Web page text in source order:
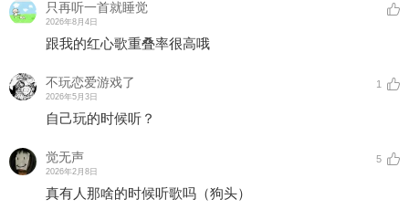
只再听一首就睡觉
2026年8月4日
跟我的红心歌重叠率很高哦
不玩恋爱游戏了
2026年5月3日
1
自己玩的时候听？
觉无声
2026年2月8日
5
真有人那啥的时候听歌吗（狗头）